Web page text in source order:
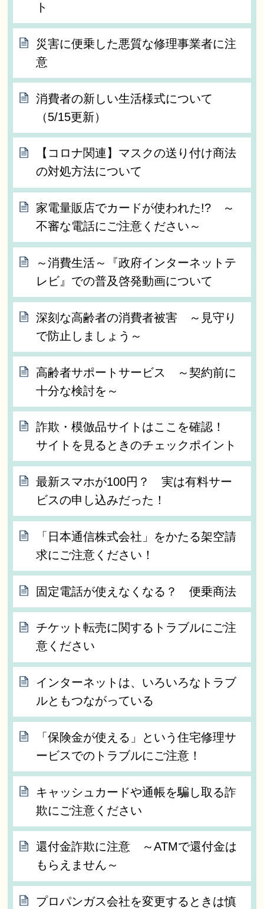
ト
災害に便乗した悪質な修理事業者に注
意
消費者の新しい生活様式について
（5/15更新）
【コロナ関連】マスクの送り付け商法
の対処方法について
家電量販店でカードが使われた!? ～
不審な電話にご注意ください～
～消費生活～『政府インターネットテ
レビ』での普及啓発動画について
深刻な高齢者の消費者被害 ～見守り
で防止しましょう～
高齢者サポートサービス ～契約前に
十分な検討を～
詐欺・模倣品サイトはここを確認！
サイトを見るときのチェックポイント
最新スマホが100円？ 実は有料サー
ビスの申し込みだった！
「日本通信株式会社」をかたる架空請
求にご注意ください！
固定電話が使えなくなる？ 便乗商法
チケット転売に関するトラブルにご注
意ください
インターネットは、いろいろなトラブ
ルともつながっている
「保険金が使える」という住宅修理サ
ービスでのトラブルにご注意！
キャッシュカードや通帳を騙し取る詐
欺にご注意ください
還付金詐欺に注意 ～ATMで還付金は
もらえません～
プロパンガス会社を変更するときは慎